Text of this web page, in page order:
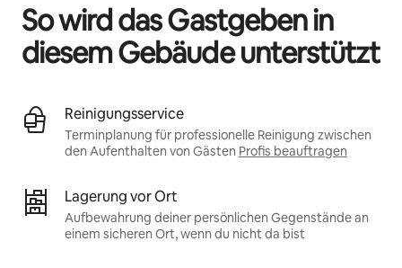
So wird das Gastgeben in
diesem Gebäude unterstützt
Reinigungsservice
Terminplanung für professionelle Reinigung zwischen
den Aufenthalten von Gästen Profis beauftragen
Lagerung vor Ort
Aufbewahrung deiner persönlichen Gegenstände an
einem sicheren Ort, wenn du nicht da bist